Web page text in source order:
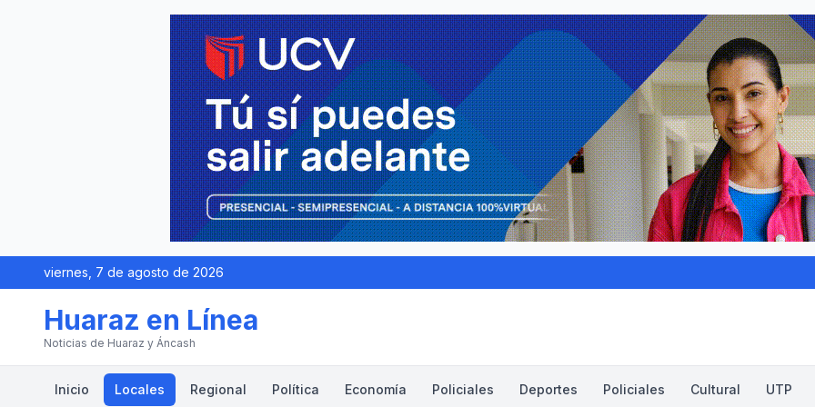
viernes, 7 de agosto de 2026
Huaraz en Línea
Noticias de Huaraz y Áncash
Inicio Locales Regional Política Economía Policiales Deportes Policiales Cultural UTP